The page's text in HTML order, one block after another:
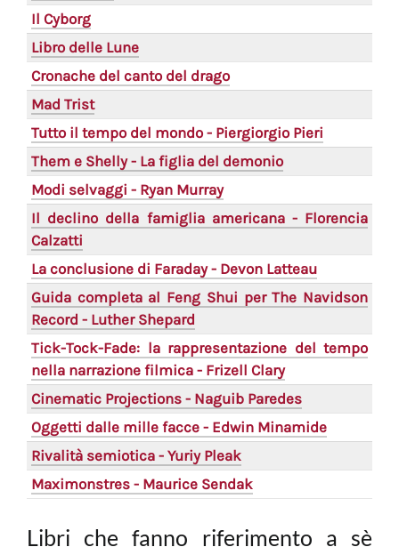
Il Cyborg
Libro delle Lune
Cronache del canto del drago
Mad Trist
Tutto il tempo del mondo - Piergiorgio Pieri
Them e Shelly - La figlia del demonio
Modi selvaggi - Ryan Murray
Il declino della famiglia americana - Florencia
Calzatti
La conclusione di Faraday - Devon Latteau
Guida completa al Feng Shui per The Navidson
Record - Luther Shepard
Tick-Tock-Fade: la rappresentazione del tempo
nella narrazione filmica - Frizell Clary
Cinematic Projections - Naguib Paredes
Oggetti dalle mille facce - Edwin Minamide
Rivalità semiotica - Yuriy Pleak
Maximonstres - Maurice Sendak
Libri che fanno riferimento a sè